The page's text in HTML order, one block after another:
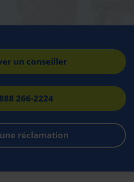
un conseiller
266-2224
réclamation